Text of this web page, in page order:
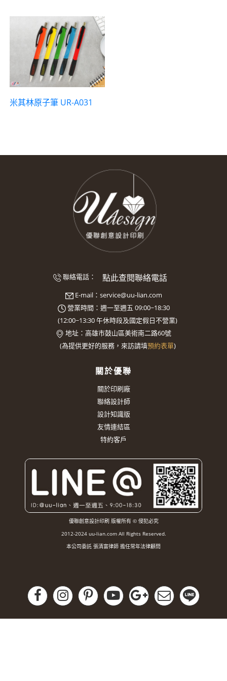
米其林原子筆 UR-A031
聯絡電話： 點此查閱聯絡電話
E-mail： service@uu-lian.com
營業時間：週一至週五 09:00~18:30
(12:00~13:30午休時段及國定假日不營業)
地址： 高雄市鼓山區美術南二路60號
(為提供更好的服務，來訪請填預約表單)
關於優聯
關於印刷廠
聯絡設計師
設計知識版
友情連結區
特約客戶
優聯創意設計印刷 版權所有 © 侵犯必究
2012-2024 uu-lian.com All Rights Reserved.
本公司委託 張清富律師 擔任常年法律顧問